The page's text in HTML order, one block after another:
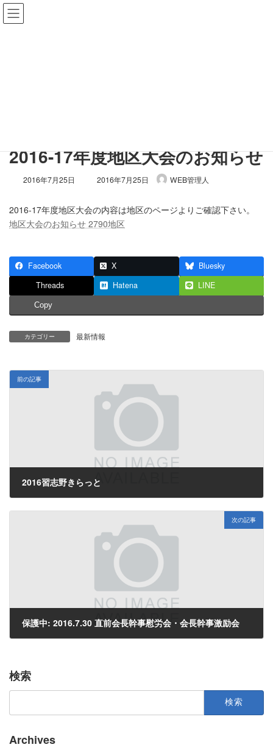
コ
ン
ナ
ビ
2016-17年度地区大会のお知らせ
2016年7月25日
最
新
日
2016年7月25日 WEB管理人
2016-17年度地区大会の内容は地区のページよりご確認下さい。
地区大会のお知らせ 2790地区
Facebook X
Bluesky
Threads
Hatena LINE
Copy
カテゴリー 最新情報
前の記事
2016習志野きらっと
次の記事
保護中: 2016.7.30 直前会長幹事慰労会・会長幹事激励会
検索
Archives